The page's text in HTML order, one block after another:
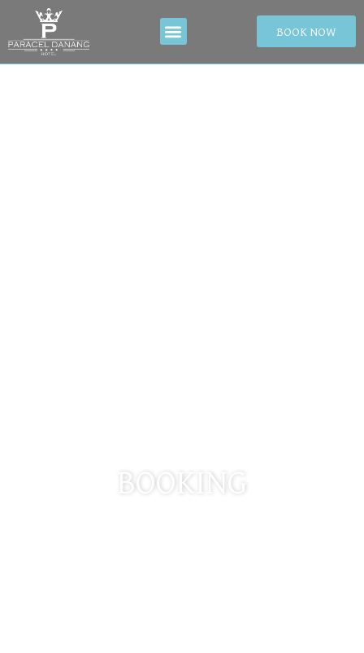
BOOK NOW
BOOKING